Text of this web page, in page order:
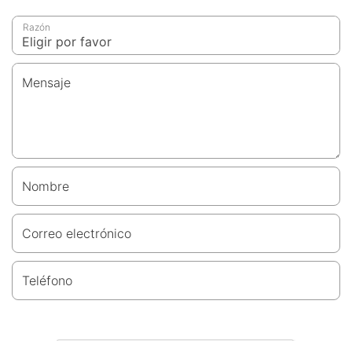
Razón
Mensaje
Nombre
Correo electrónico
Teléfono